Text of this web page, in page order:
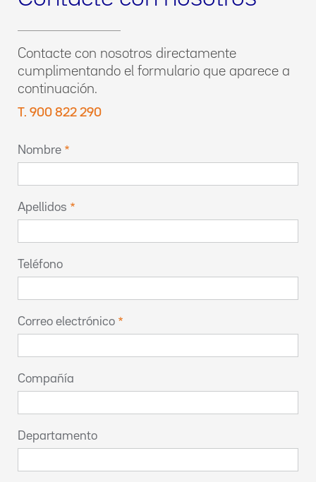
Contacte con nosotros directamente
cumplimentando el formulario que aparece a
continuación.
T. 900 822 290
Nombre
Apellidos
Teléfono
Correo electrónico
Compañía
Departamento